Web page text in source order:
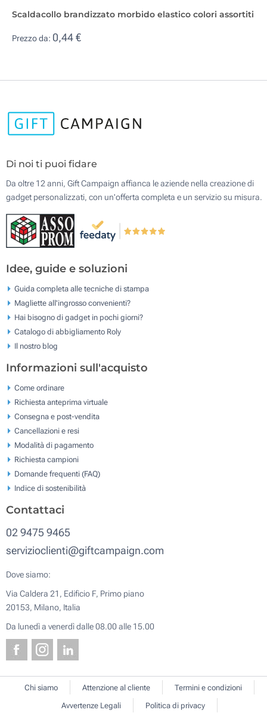
Scaldacollo brandizzato morbido elastico colori assortiti
Prezzo da: 0,44 €
Di noi ti puoi fidare
Da oltre 12 anni, Gift Campaign affianca le aziende nella creazione di
gadget personalizzati, con un'offerta completa e un servizio su misura.
Idee, guide e soluzioni
Guida completa alle tecniche di stampa
Magliette all'ingrosso convenienti?
Hai bisogno di gadget in pochi giorni?
Catalogo di abbigliamento Roly
Il nostro blog
Informazioni sull'acquisto
Come ordinare
Richiesta anteprima virtuale
Consegna e post-vendita
Cancellazioni e resi
Modalità di pagamento
Richiesta campioni
Domande frequenti (FAQ)
Indice di sostenibilità
Contattaci
02 9475 9465
servizioclienti@giftcampaign.com
Dove siamo:
Via Caldera 21, Edificio F, Primo piano
20153, Milano, Italia
Da lunedì a venerdì dalle 08.00 alle 15.00
Chi siamo Attenzione al cliente
Termini e condizioni
Avvertenze Legali
Politica di privacy